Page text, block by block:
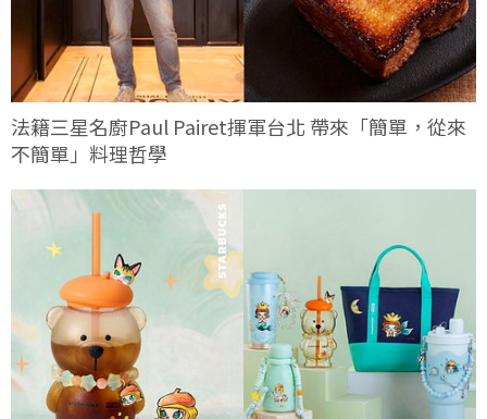
法籍三星名廚Paul Pairet揮軍台北 帶來「簡單，從來
不簡單」料理哲學